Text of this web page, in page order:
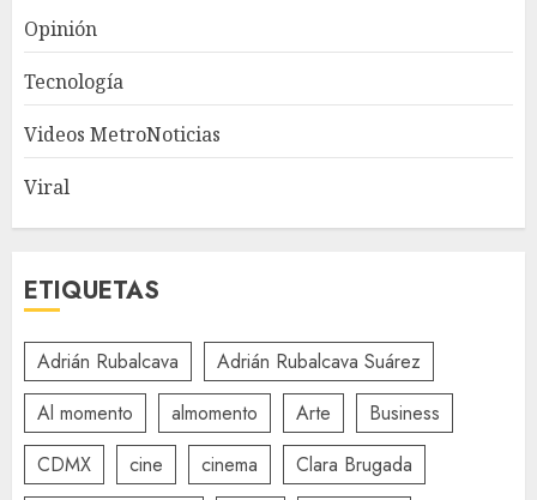
Opinión
Tecnología
Videos MetroNoticias
Viral
ETIQUETAS
Adrián Rubalcava
Adrián Rubalcava Suárez
Al momento
almomento Arte
Business
CDMX
cine cinema
Clara Brugada